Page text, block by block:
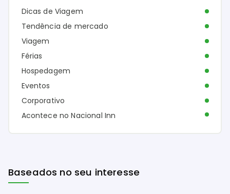
Dicas de Viagem
Tendência de mercado
Viagem
Férias
Hospedagem
Eventos
Corporativo
Acontece no Nacional Inn
Baseados no seu interesse